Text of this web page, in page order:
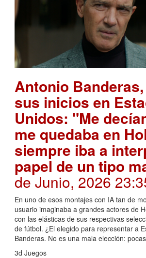
Antonio
sus inicios en
Unidos: "Me
me quedaba en
siempre iba a
papel de un tipo
de Junio, 2026
En uno de esos montajes con IA tan de
usuario imaginaba a grandes actores de
con las elásticas de sus respectivas
de fútbol. ¿El elegido para representar a
Banderas. No es una mala elección:
3d Juegos